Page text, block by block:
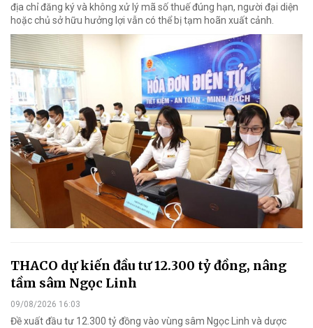
địa chỉ đăng ký và không xử lý mã số thuế đúng hạn, người đại diện
hoặc chủ sở hữu hưởng lợi vẫn có thể bị tạm hoãn xuất cảnh.
THACO dự kiến đầu tư 12.300 tỷ đồng, nâng
tầm sâm Ngọc Linh
09/08/2026 16:03
Đề xuất đầu tư 12.300 tỷ đồng vào vùng sâm Ngọc Linh và dược